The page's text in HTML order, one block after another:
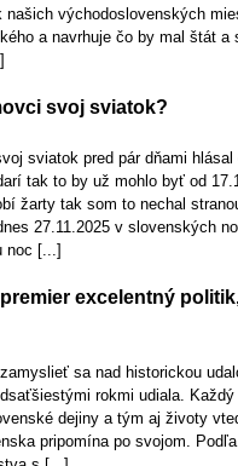
našich východoslovenských
a navrhuje čo by mal štát a
svoj sviatok?
sviatok pred pár dňami
tak to by už mohlo byť od
žarty tak som to nechal
27.11.2025 v slovenských
noc [...]
excelentný
sa nad historickou
rokmi udiala.
dejiny a tým aj životy
pripomína po svojom.